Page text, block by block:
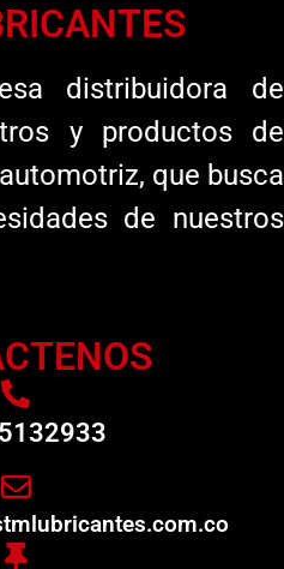
distribuidora de
y productos de
que busca
de nuestros